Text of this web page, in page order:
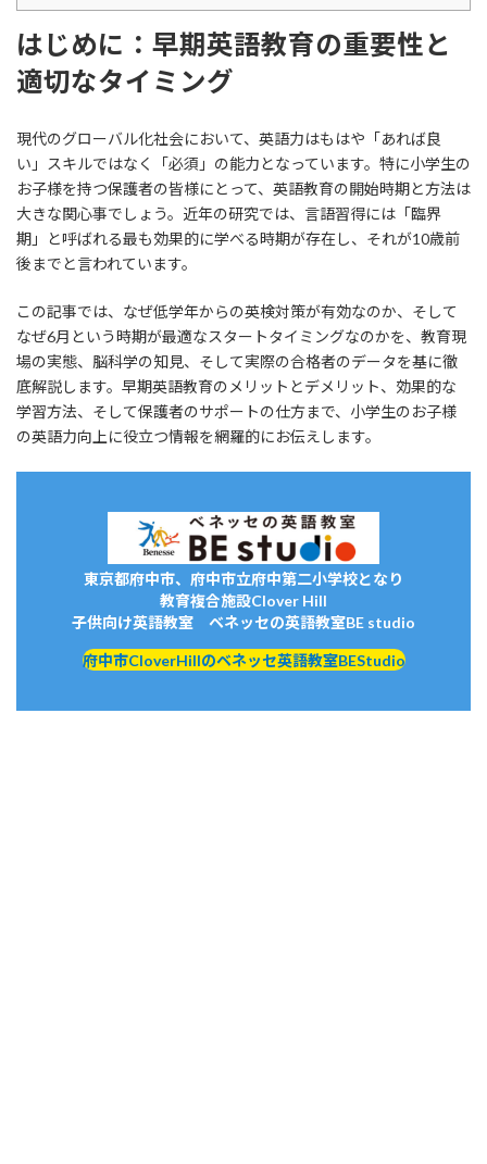
はじめに：早期英語教育の重要性と
適切なタイミング
現代のグローバル化社会において、英語力はもはや「あれば良
い」スキルではなく「必須」の能力となっています。特に小学生の
お子様を持つ保護者の皆様にとって、英語教育の開始時期と方法は
大きな関心事でしょう。近年の研究では、言語習得には「臨界
期」と呼ばれる最も効果的に学べる時期が存在し、それが10歳前
後までと言われています。
この記事では、なぜ低学年からの英検対策が有効なのか、そして
なぜ6月という時期が最適なスタートタイミングなのかを、教育現
場の実態、脳科学の知見、そして実際の合格者のデータを基に徹
底解説します。早期英語教育のメリットとデメリット、効果的な
学習方法、そして保護者のサポートの仕方まで、小学生のお子様
の英語力向上に役立つ情報を網羅的にお伝えします。
東京都府中市、府中市立府中第二小学校となり
教育複合施設Clover Hill
子供向け英語教室 ベネッセの英語教室BE studio
府中市CloverHillのベネッセ英語教室BEStudio